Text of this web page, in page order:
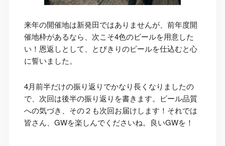
来年の開催地は新発田ではありませんが、前年度開
催地枠があるなら、次こそ4色のビールを用意した
い！恩返しとして、とびきりのビールを仕込むと心
に誓いました。
4月前半だけの振り返りでかなり長くなりましたの
で、次回は後半の振り返りを書きます。ビール品質
への気づき、その２も次回お届けします！それでは
皆さん、GWを楽しんでくださいね。良いGWを！